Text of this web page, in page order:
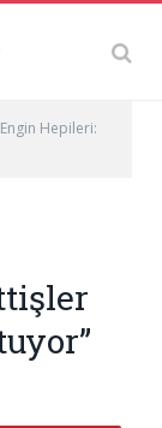
Engin Hepileri: